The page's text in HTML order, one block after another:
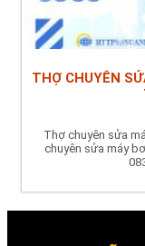
THỢ CHUYÊN
Thợ chuyên sửa
chuyên sửa máy